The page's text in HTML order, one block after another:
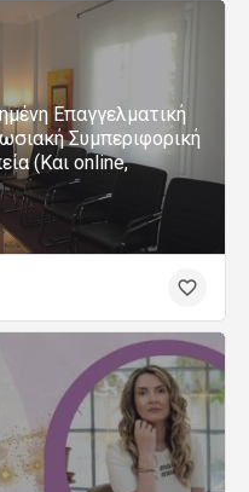
Επαγγελματική
Συμπεριφορική
(Και online,